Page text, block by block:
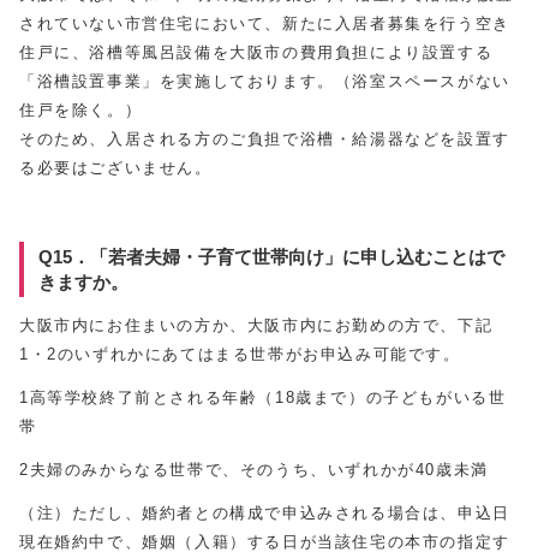
されていない市営住宅において、新たに入居者募集を行う空き
住戸に、浴槽等風呂設備を大阪市の費用負担により設置する
「浴槽設置事業」を実施しております。（浴室スペースがない
住戸を除く。）
そのため、入居される方のご負担で浴槽・給湯器などを設置す
る必要はございません。
Q15．「若者夫婦・子育て世帯向け」に申し込むことはで
きますか。
大阪市内にお住まいの方か、大阪市内にお勤めの方で、下記
1・2のいずれかにあてはまる世帯がお申込み可能です。
1高等学校終了前とされる年齢（18歳まで）の子どもがいる世
帯
2夫婦のみからなる世帯で、そのうち、いずれかが40歳未満
（注）ただし、婚約者との構成で申込みされる場合は、申込日
現在婚約中で、婚姻（入籍）する日が当該住宅の本市の指定す